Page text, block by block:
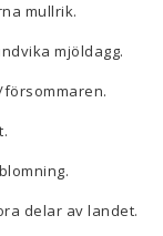
mullrik.
mjöldagg.
delar av landet.